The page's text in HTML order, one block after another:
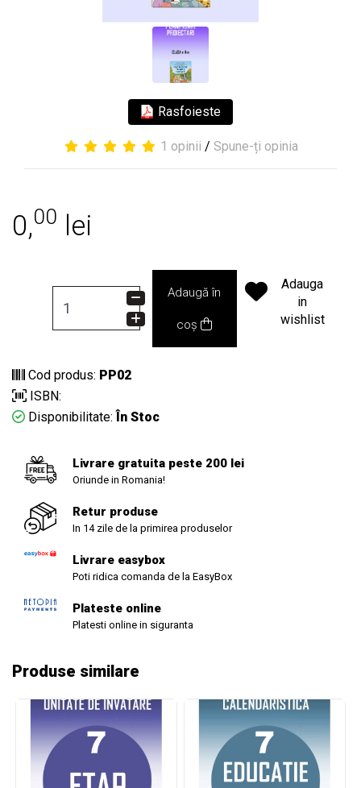
Rasfoieste
1 opinii / Spune-ți opinia
0,00 lei
Adaugă în
coș
Adauga
in
wishlist
Cod produs: PP02
ISBN:
Disponibilitate: În Stoc
Livrare gratuita peste 200 lei
Oriunde in Romania!
Retur produse
In 14 zile de la primirea produselor
Livrare easybox
Poti ridica comanda de la EasyBox
Plateste online
Platesti online in siguranta
Produse similare